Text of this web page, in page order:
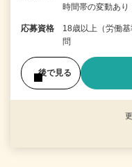
時間帯の変動あ
応募資格
18歳以上（労働
問
後で見る